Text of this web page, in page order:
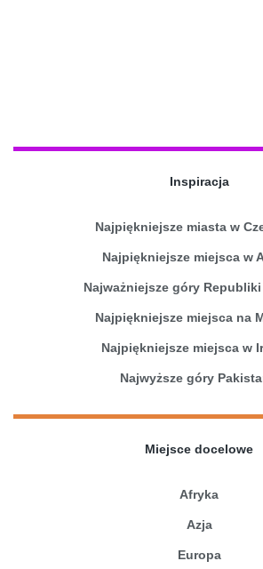
Inspiracja
Najpiękniejsze miasta w
Najpiękniejsze miejsca w
Najważniejsze góry
Najpiękniejsze miejsca na
Najpiękniejsze miejsca w
Najwyższe góry
Miejsce docelowe
Afryka
Azja
Europa